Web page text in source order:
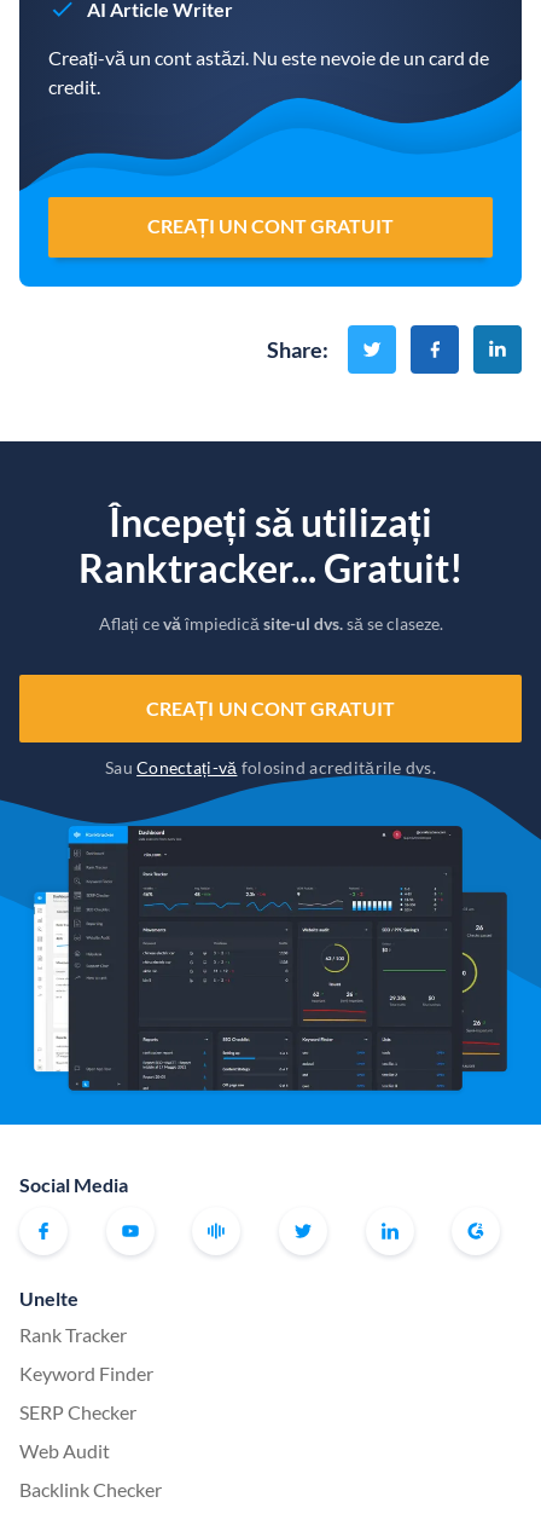
AI Article Writer
Creați-vă un cont astăzi. Nu este nevoie de un card de
credit.
CREAȚI UN CONT GRATUIT
Share:
Începeți să utilizați
Ranktracker... Gratuit!
Aflați cevăîmpiedică site-ul dvs.să se claseze.
CREAȚI UN CONT GRATUIT
SauConectați-vă folosind acreditările dvs.
Social Media
Unelte
Rank Tracker
Keyword Finder
SERP Checker
Web Audit
Backlink Checker